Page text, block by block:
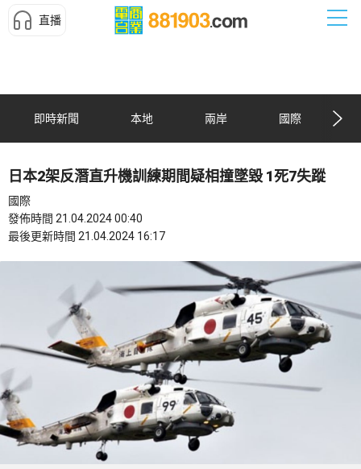
直播
即時新聞 本地 兩岸 國際
日本2架反潛直升機訓練期間疑相撞墜毀 1死7失蹤
國際
發佈時間 21.04.2024 00:40
最後更新時間 21.04.2024 16:17